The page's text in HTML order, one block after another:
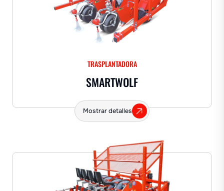
TRASPLANTADORA
SMARTWOLF
Mostrar detalles